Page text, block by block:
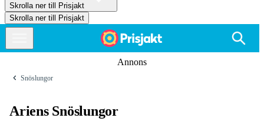
Skrolla ner till Prisjakt
Skrolla ner till Prisjakt
Annons
Snöslungor
Ariens Snöslungor